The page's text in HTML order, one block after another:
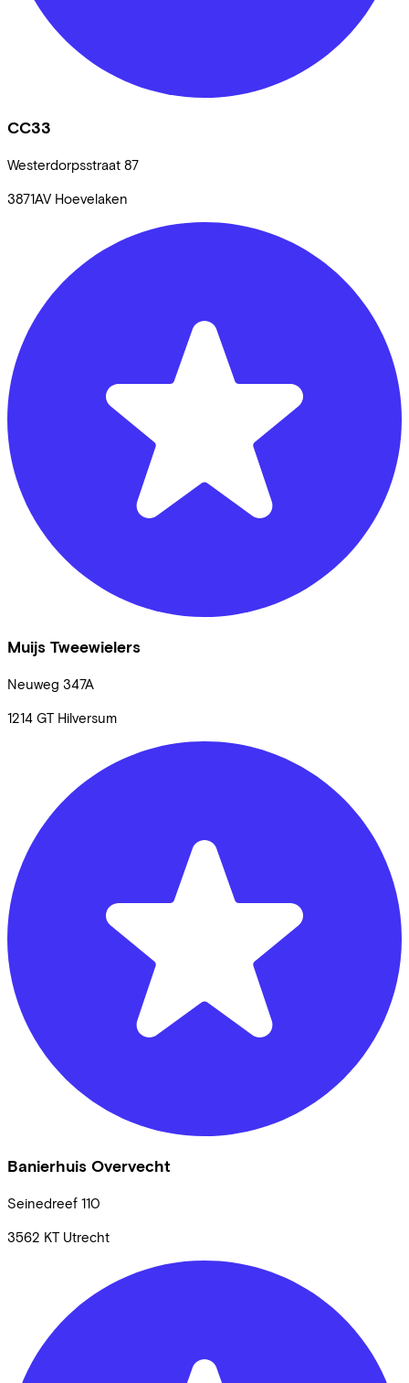
CC33
Westerdorpsstraat 87
3871AV Hoevelaken
Muijs Tweewielers
Neuweg 347A
1214 GT Hilversum
Banierhuis Overvecht
Seinedreef 110
3562 KT Utrecht